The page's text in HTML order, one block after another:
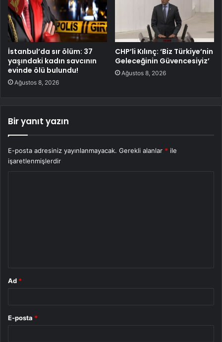
İstanbul’da sır ölüm: 37
yaşındaki kadın savcının
evinde ölü bulundu!
Ağustos 8, 2026
CHP’li Kılınç: ‘Biz Türkiye’nin
Geleceğinin Güvencesiyiz’
Ağustos 8, 2026
Bir yanıt yazın
E-posta adresiniz yayınlanmayacak. Gerekli alanlar * ile
işaretlenmişlerdir
Ad *
E-posta *